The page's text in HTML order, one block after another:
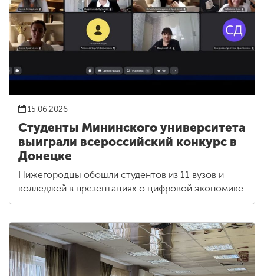
15.06.2026
Студенты Мининского университета
выиграли всероссийский конкурс в
Донецке
Нижегородцы обошли студентов из 11 вузов и
колледжей в презентациях о цифровой экономике